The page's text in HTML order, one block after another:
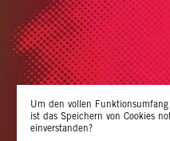
Um den vollen
ist das Speichern von Cookies
einverstanden?